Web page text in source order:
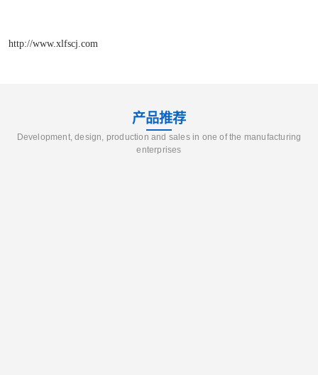
http://www.xlfscj.com
产品推荐
Development, design, production and sales in one of the manufacturing
enterprises